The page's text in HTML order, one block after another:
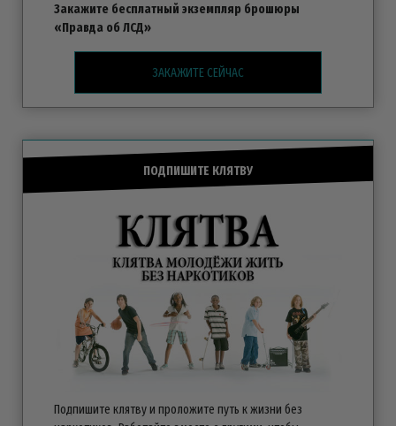
Закажите бесплатный экземпляр брошюры
«Правда об ЛСД»
ЗАКАЖИТЕ СЕЙЧАС
ПОДПИШИТЕ КЛЯТВУ
Подпишите клятву и проложите путь к жизни без